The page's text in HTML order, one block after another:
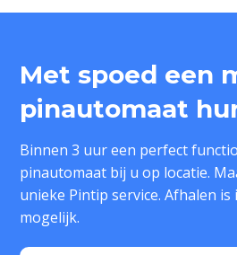
Met spoed een
pinautomaat
Binnen 3 uur een perfect
pinautomaat bij u op locatie.
unieke Pintip service. Afhalen
mogelijk.